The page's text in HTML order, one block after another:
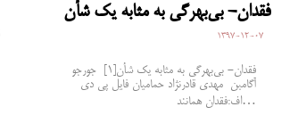
فقدان- بی‌بهرگی به مثابه یک شأن
1397-12-07
فقدان- بی‌بهرگی به مثابه یک شأن[1] جورجو
آگامبن مهدی قادرنژاد حمامیان فایل پی دی
اف:فقدان همانند…